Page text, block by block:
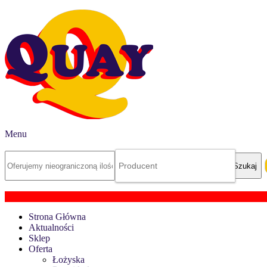
Menu
Strona Główna
Aktualności
Sklep
Oferta
Łożyska